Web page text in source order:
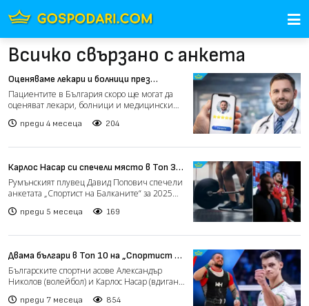
Всичко свързано с анкета
Оценяваме лекари и болници през
електронното досие
Пациентите в България скоро ще могат да
оценяват лекари, болници и медицински
преди 4 месеца 204
Карлос Насар си спечели място в Топ 3
на „Спортист на Балканите“ (видео)
Румънският плувец Давид Попович спечели
анкетата „Спортист на Балканите“ за 2025
преди 5 месеца 169
Двама българи в Топ 10 на „Спортист на
Балканите“ за 2025 година
Българските спортни асове Александър
Николов (волейбол) и Карлос Насар (вдигане
преди 7 месеца 854